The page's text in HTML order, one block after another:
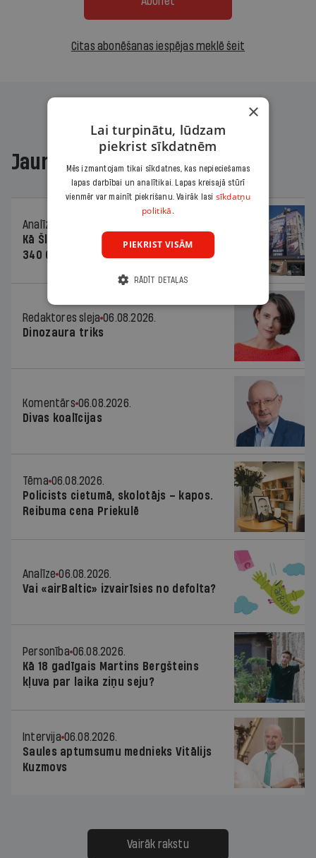
Citas abonēšanas iespējas meklē šeit
Jaunākajā žurnālā
Analīze
Kā Šlesera partija palika nesodīta par
340 000 vērtu reklāmas kampaņu
Redaktores sleja 06.08.2026.
Dinozaura triks
Komentārs 06.08.2026.
Divas koalīcijas
Tēma 06.08.2026.
Policists cietumā, skolotājs – kapos.
Reibuma cena Priekulē
Analīze 06.08.2026.
Vai «airBaltic» izvairīsies no defolta?
Personība 06.08.2026.
Kā 18 gadīgais Martins Bergšteins
kļuva par laika ziņu seju?
Intervija 06.08.2026.
Saules aptumsumu mednieks Vitālijs
Kuzmovs
Vairāk rakstu
×
Lai turpinātu, lūdzam
piekrist sīkdatnēm
Mēs izmantojam tikai sīkdatnes, kas nepieciešamas
lapas darbībai un analītikai. Lapas kreisajā stūrī
vienmēr var mainīt piekrišanu. Vairāk lasi sīkdatņu
politikā.
PIEKRIST VISĀM
RĀDĪT DETAĻAS